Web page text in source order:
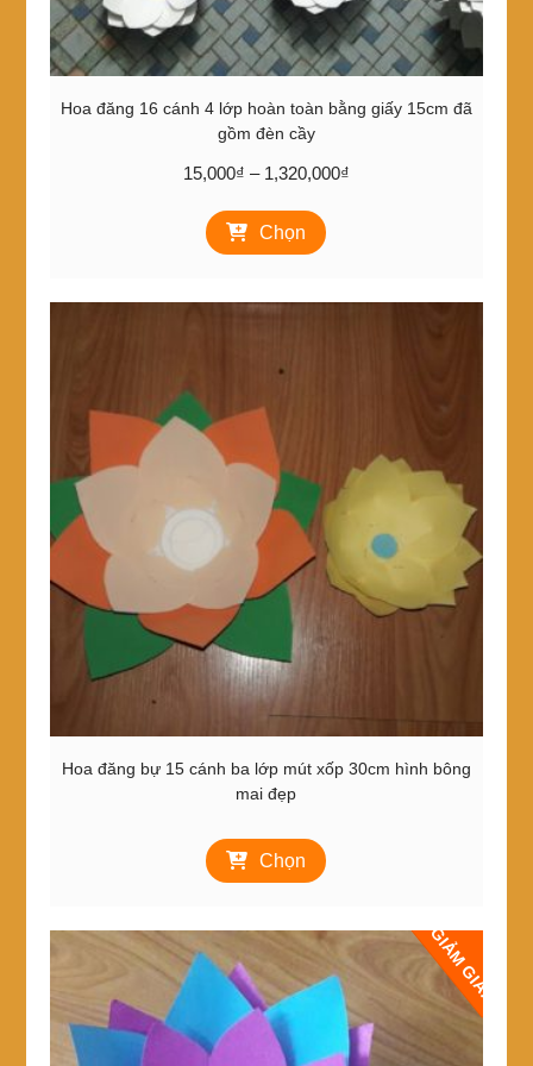
Hoa đăng 16 cánh 4 lớp hoàn toàn bằng giấy 15cm đã
gồm đèn cầy
15,000₫ – 1,320,000₫Khoảng
1,320,000₫
Chọn
phẩm
thể
được
trên
trang
Hoa đăng bự 15 cánh ba lớp mút xốp 30cm hình bông
mai đẹp
Chọn
phẩm
nhiều
biến
thể.
Các
tùy
GIẢM GIÁ!